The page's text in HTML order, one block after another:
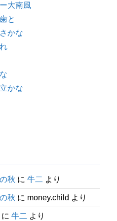
大南風
と
かな
かな
秋 に牛二 より
秋 に money.child より
に牛二 より